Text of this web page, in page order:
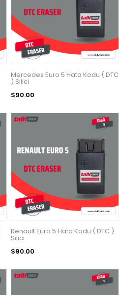
Mercedes Euro 5 Hata Kodu ( DTC
) Silici
$90.00
Renault Euro 5 Hata Kodu ( DTC )
Silici
$90.00